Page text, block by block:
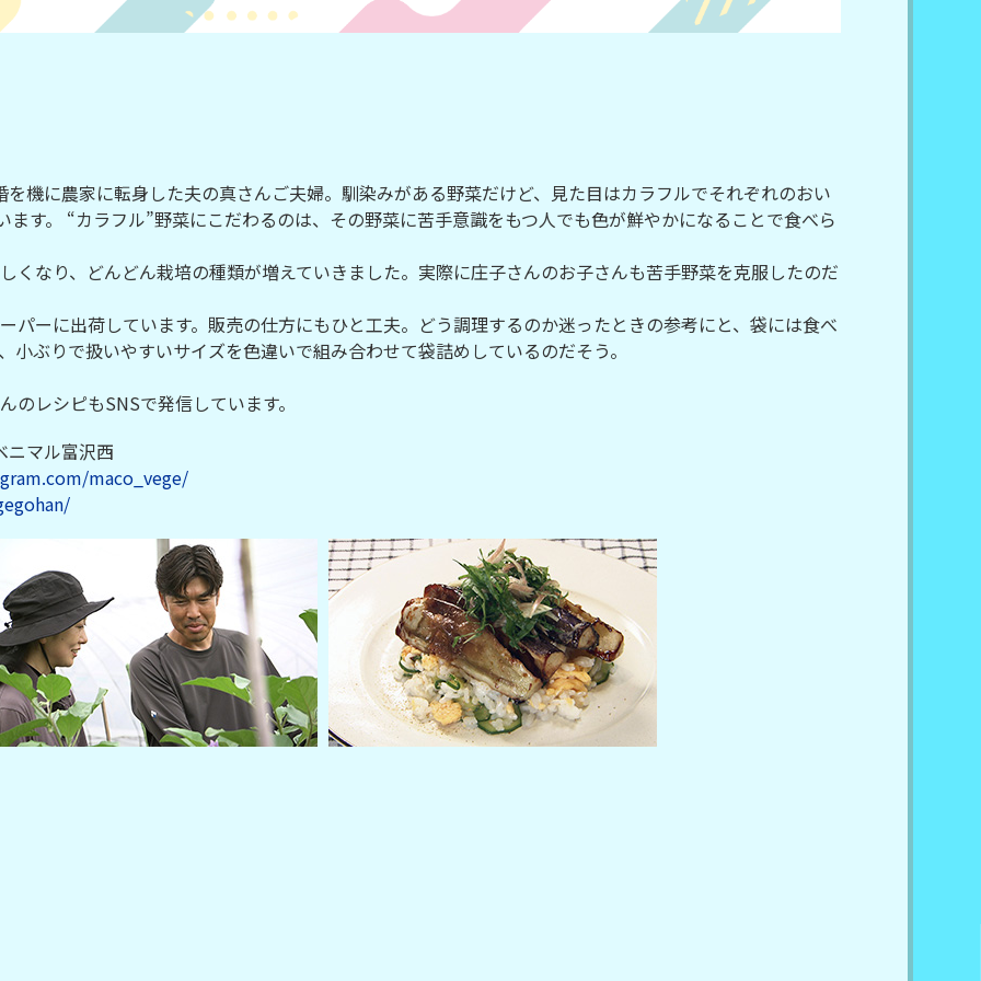
機に農家に転身した夫の真さんご夫婦。馴染みがある野菜だけど、見た目はカラフルでそれぞれのおい
す。 “カラフル”野菜にこだわるのは、その野菜に苦手意識をもつ人でも色が鮮やかになることで食べら
くなり、どんどん栽培の種類が増えていきました。実際に庄子さんのお子さんも苦手野菜を克服したのだ
パーに出荷しています。販売の仕方にもひと工夫。どう調理するのか迷ったときの参考にと、袋には食べ
ぶりで扱いやすいサイズを色違いで組み合わせて袋詰めしているのだそう。
レシピもSNSで発信しています。
マル富沢西
maco_vege/